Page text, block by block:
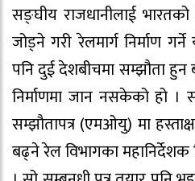
सङ्घीय राजधानीलाई
जोड्ने गरी रेलमार्ग निर्माण
पनि दुई देशबीचमा सम्झौता
निर्माणमा जान नसकेको हो ।
सम्झौतापत्र (एमओयु) मा
बढ्ने रेल विभागका